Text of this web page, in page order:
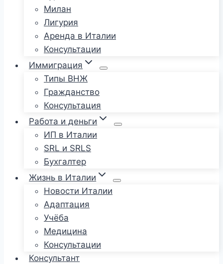
Милан
Лигурия
Аренда в Италии
Консультации
Иммиграция
Типы ВНЖ
Гражданство
Консультация
Работа и деньги
ИП в Италии
SRL и SRLS
Бухгалтер
Жизнь в Италии
Новости Италии
Адаптация
Учёба
Медицина
Консультации
Консультант